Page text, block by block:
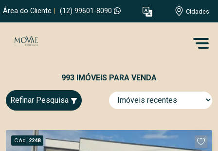
Área do Cliente (12) 99601-8090 Cidades
993 IMÓVEIS PARA VENDA
Refinar Pesquisa
Cód. 2248